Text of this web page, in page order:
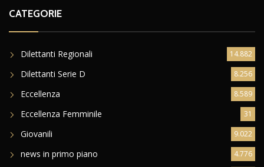
CATEGORIE
Dilettanti Regionali 14.882
Dilettanti Serie D 8.256
Eccellenza 8.589
Eccellenza Femminile 31
Giovanili 9.022
news in primo piano 4.776